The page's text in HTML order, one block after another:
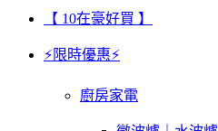
【 10在豪好買 】
⚡限時優惠⚡
廚房家電